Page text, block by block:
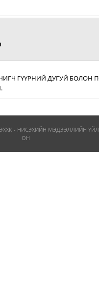
ГҮҮРНИЙ ДУГУЙ БОЛОН
- НИСЭХИЙН МЭДЭЭЛЛИЙН
ОН